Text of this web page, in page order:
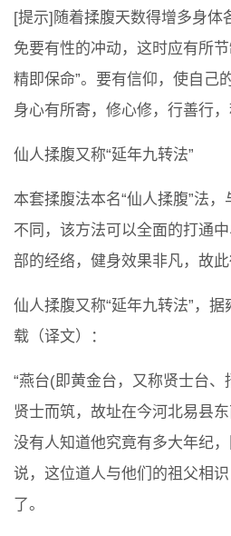
[提示]随着揉腹天数得增多身体
免要有性的冲动，这时应有所
精即保命”。要有信仰，使自己
身心有所寄，修心修，行善行，
仙人揉腹又称“延年九转法”
本套揉腹法本名“仙人揉腹”法
不同，该方法可以全面的打通
部的经络，健身效果非凡，故此
仙人揉腹又称“延年九转法”，
载（译文）：
“燕台(即黄金台，又称贤士台
贤士而筑，故址在今河北易县
没有人知道他究竟有多大年纪
说，这位道人与他们的祖父相
了。